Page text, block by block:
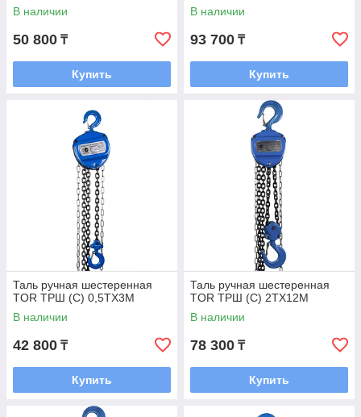
В наличии
50 800 ₸
Купить
В наличии
93 700 ₸
Купить
Таль ручная шестеренная
TOR ТРШ (C) 0,5ТХ3М
В наличии
42 800 ₸
Купить
Таль ручная шестеренная
TOR ТРШ (C) 2ТХ12М
В наличии
78 300 ₸
Купить